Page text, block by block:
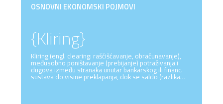
OSNOVNI EKONOMSKI POJMOVI
{Kliring}
Kliring (engl. clearing: raščišćavanje, obračunavanje),
međusobno poništavanje (prebijanje) potraživanja i
dugova između stranaka unutar bankarskog ili financ.
sustava do visine preklapanja, dok se saldo (razlika…